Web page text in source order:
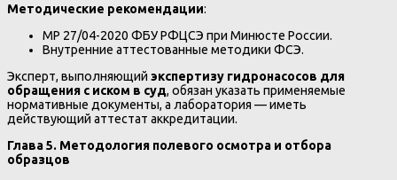
Методические рекомендации:
МР 27/04-2020 ФБУ РФЦСЭ при Минюсте России.
Внутренние аттестованные методики ФСЭ.
Эксперт, выполняющий экспертизу гидронасосов для
обращения с иском в суд, обязан указать применяемые
нормативные документы, а лаборатория — иметь
действующий аттестат аккредитации.
Глава 5. Методология полевого осмотра и отбора
образцов